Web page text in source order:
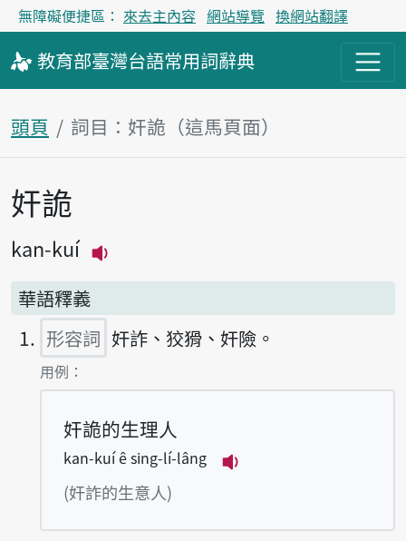
無障礙便捷區： 來去主內容 網站導覽 換網站翻譯
教育部臺灣台語常用詞辭典
頭頁 詞目：奸詭（這馬頁面）
主內容區
奸詭
kan-kuí
華語釋義
形容詞 奸詐、狡猾、奸險。
第1項釋義的
用例：
奸詭的生理人
kan-kuí ê sing-lí-lâng
(奸詐的生意人)